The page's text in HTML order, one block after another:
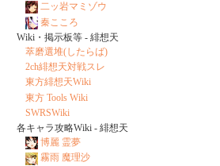
二ッ岩マミゾウ
秦こころ
Wiki・掲示板等 - 緋想天
萃磨選堆(したらば)
2ch緋想天対戦スレ
東方緋想天Wiki
東方 Tools Wiki
SWRSWiki
各キャラ攻略Wiki - 緋想天
博麗 霊夢
霧雨 魔理沙